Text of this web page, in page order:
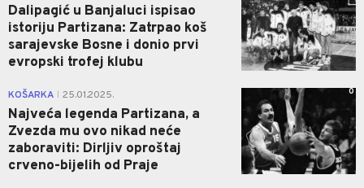
Dalipagić u Banjaluci ispisao
istoriju Partizana: Zatrpao koš
sarajevske Bosne i donio prvi
evropski trofej klubu
KOŠARKA 25.01.2025.
Najveća legenda Partizana, a
Zvezda mu ovo nikad neće
zaboraviti: Dirljiv oproštaj
crveno-bijelih od Praje
0